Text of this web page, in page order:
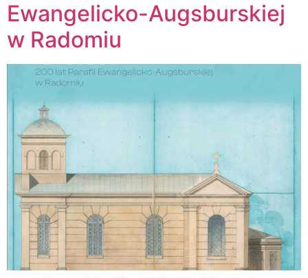
Ewangelicko-Augsburskiej
w Radomiu